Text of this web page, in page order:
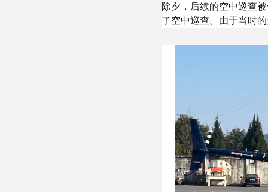
除夕，后续的空中巡查
了空中巡查。由于当时